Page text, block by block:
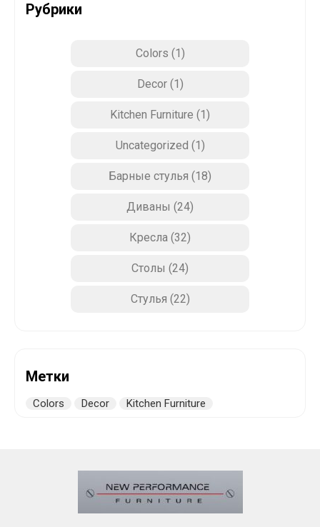
Рубрики
Colors (1)
Decor(1)
Kitchen Furniture (1)
Uncategorized (1)
Барные стулья (18)
Диваны (24)
Кресла (32)
Столы (24)
Стулья (22)
Метки
Colors Decor Kitchen Furniture